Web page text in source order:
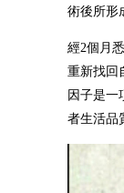
術後所形
經2個月
重新找回
因子是一
者生活品